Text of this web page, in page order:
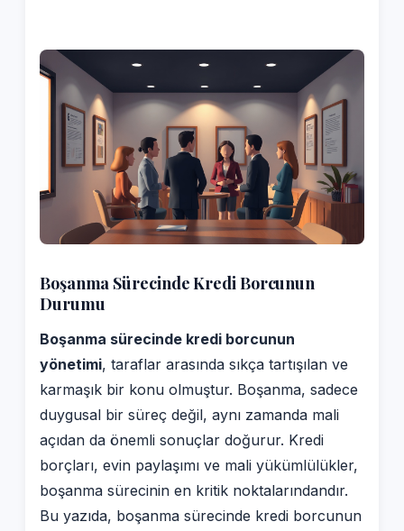
Boşanma Sürecinde Kredi Borcunun
Durumu
Boşanma sürecinde kredi borcunun
yönetimi, taraflar arasında sıkça tartışılan ve
karmaşık bir konu olmuştur. Boşanma, sadece
duygusal bir süreç değil, aynı zamanda mali
açıdan da önemli sonuçlar doğurur. Kredi
borçları, evin paylaşımı ve mali yükümlülükler,
boşanma sürecinin en kritik noktalarındandır.
Bu yazıda, boşanma sürecinde kredi borcunun